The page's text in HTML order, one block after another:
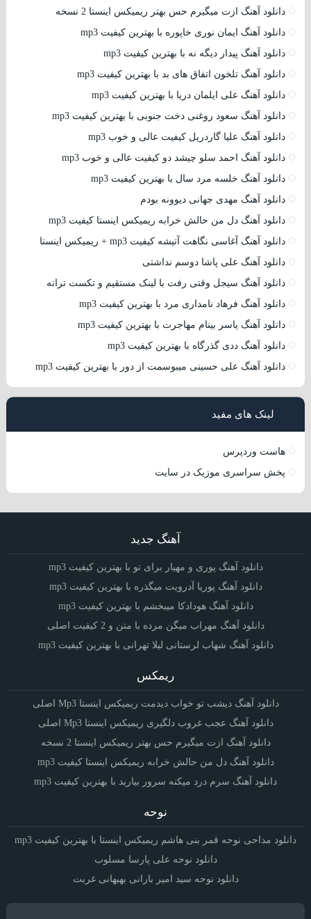
دانلود آهنگ ازت میگیرم حس بهتر ریمیکس اینستا 2 نسخه
دانلود آهنگ ایمان نوری خاپوره با بهترین کیفیت mp3
دانلود آهنگ پیدار دیگه نه با بهترین کیفیت mp3
دانلود آهنگ تلخون اتفاق های بد با بهترین کیفیت mp3
دانلود آهنگ علی ایلمان دریا با بهترین کیفیت mp3
دانلود آهنگ سعود روغنی دخت جنوبی با بهترین کیفیت mp3
دانلود آهنگ علیا گاردریل کیفیت عالی و خوب mp3
دانلود آهنگ احمد سلو چیشد دو کیفیت عالی و خوب mp3
دانلود آهنگ خلسه مرد سال با بهترین کیفیت mp3
دانلود آهنگ مهدی جهانی دیوونه بودم
دانلود آهنگ دل من حالش خرابه ریمیکس اینستا کیفیت mp3
دانلود آهنگ آغاسی نگاهت آتیشه کیفیت mp3 + ریمیکس اینستا
دانلود آهنگ علی پاشا دوسم نداشتی
دانلود آهنگ سیجل وقتی رفت با لینک مستقیم و تکست ترانه
دانلود آهنگ فرهاد نامداری مرد با بهترین کیفیت mp3
دانلود آهنگ یاسر بینام مهاجرت با بهترین کیفیت mp3
دانلود آهنگ ددی گذرگاه با بهترین کیفیت mp3
دانلود آهنگ علی حسینی میبوسمت از دور با بهترین کیفیت mp3
لینک های مفید
هاست وردپرس
پخش سراسری موزیک در سایت
آهنگ جدید
دانلود آهنگ پوری و مهیار برای تو با بهترین کیفیت mp3
دانلود آهنگ پوریا آدرویت میگذره با بهترین کیفیت mp3
دانلود آهنگ هودادکا میبخشم با بهترین کیفیت mp3
دانلود آهنگ مهراب میگن مرده با متن و 2 کیفیت اصلی
دانلود آهنگ شهاب لرستانی لیلا تهرانی با بهترین کیفیت mp3
ریمکس
دانلود آهنگ دیشب تو خواب دیدمت ریمیکس اینستا Mp3 اصلی
دانلود آهنگ عجب غروب دلگیری ریمیکس اینستا Mp3 اصلی
دانلود آهنگ ازت میگیرم حس بهتر ریمیکس اینستا 2 نسخه
دانلود آهنگ دل من حالش خرابه ریمیکس اینستا کیفیت mp3
دانلود آهنگ سرم درد میکنه سرور بیارید با بهترین کیفیت mp3
نوحه
دانلود مداحی نوحه قمر بنی هاشم ریمیکس اینستا با بهترین کیفیت mp3
دانلود نوحه علی پارسا مسلوب
دانلود نوحه سید امیر بارانی بهبهانی غربت